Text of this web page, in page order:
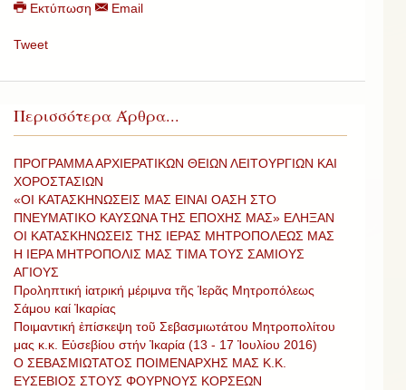
Εκτύπωση Email
Tweet
Περισσότερα Άρθρα...
ΠΡΟΓΡΑΜΜΑ ΑΡΧΙΕΡΑΤΙΚΩΝ ΘΕΙΩΝ ΛΕΙΤΟΥΡΓΙΩΝ ΚΑΙ
ΧΟΡΟΣΤΑΣΙΩΝ
«ΟΙ ΚΑΤΑΣΚΗΝΩΣΕΙΣ ΜΑΣ ΕΙΝΑΙ ΟΑΣΗ ΣΤΟ
ΠΝΕΥΜΑΤΙΚΟ ΚΑΥΣΩΝΑ ΤΗΣ ΕΠΟΧΗΣ ΜΑΣ» ΕΛΗΞΑΝ
ΟΙ ΚΑΤΑΣΚΗΝΩΣΕΙΣ ΤΗΣ ΙΕΡΑΣ ΜΗΤΡΟΠΟΛΕΩΣ ΜΑΣ
Η ΙΕΡΑ ΜΗΤΡΟΠΟΛΙΣ ΜΑΣ ΤΙΜΑ ΤΟΥΣ ΣΑΜΙΟΥΣ
ΑΓΙΟΥΣ
Προληπτική ἰατρική μέριμνα τῆς Ἱερᾶς Μητροπόλεως
Σάμου καί Ἰκαρίας
Ποιμαντική ἐπίσκεψη τοῦ Σεβασμιωτάτου Μητροπολίτου
μας κ.κ. Εὐσεβίου στήν Ἰκαρία (13 - 17 Ἰουλίου 2016)
Ο ΣΕΒΑΣΜΙΩΤΑΤΟΣ ΠΟΙΜΕΝΑΡΧΗΣ ΜΑΣ Κ.Κ.
ΕΥΣΕΒΙΟΣ ΣΤΟΥΣ ΦΟΥΡΝΟΥΣ ΚΟΡΣΕΩΝ